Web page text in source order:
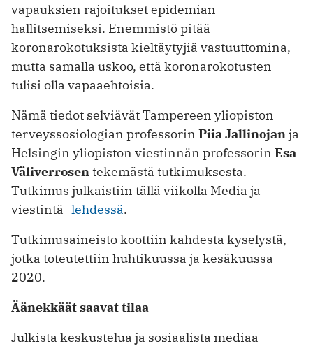
vapauksien rajoitukset epidemian
hallitsemiseksi. Enemmistö pitää
koronarokotuksista kieltäytyjiä vastuuttomina,
mutta samalla uskoo, että koronarokotusten
tulisi olla vapaaehtoisia.
Nämä tiedot selviävät Tampereen yliopiston
terveyssosiologian professorin Piia Jallinojanja
Helsingin yliopiston viestinnän professorin Esa
Väliverrosentekemästä tutkimuksesta.
Tutkimus julkaistiin tällä viikolla Media ja
viestintä -lehdessä.
Tutkimusaineisto koottiin kahdesta kyselystä,
jotka toteutettiin huhtikuussa ja kesäkuussa
2020.
Äänekkäät saavat tilaa
Julkista keskustelua ja sosiaalista mediaa